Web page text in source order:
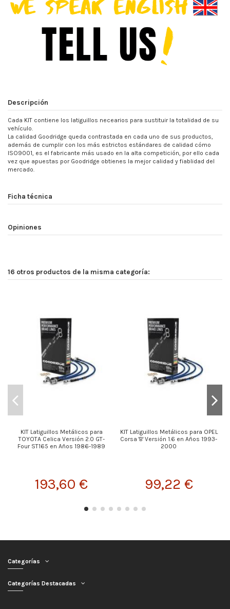
Descripción
Cada KIT contiene los latiguillos necearios para sustituir la totalidad de su
vehículo.
La calidad Goodridge queda contrastada en cada uno de sus productos,
además de cumplir con los más estrictos estándares de calidad cómo
ISO9001, es el fabricante más usado en la alta competición, por ello cada
vez que apuestas por Goodridge obtienes la mejor calidad y fiablidad del
mercado.
Ficha técnica
Opiniones
16 otros productos de la misma categoría:
KIT Latiguillos Metálicos para
TOYOTA Celica Versión 2.0 GT-
Four ST165 en Años 1986-1989
193,60 €
KIT Latiguillos Metálicos para OPEL
Corsa 'B' Versión 1.6 en Años 1993-
2000
99,22 €
Categorías
Categorías Destacadas